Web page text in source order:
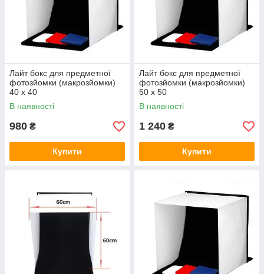
Лайт бокс для предметної
фотозйомки (макрозйомки)
40 х 40
В наявності
980 ₴
Купити
Лайт бокс для предметної
фотозйомки (макрозйомки)
50 х 50
В наявності
1 240 ₴
Купити